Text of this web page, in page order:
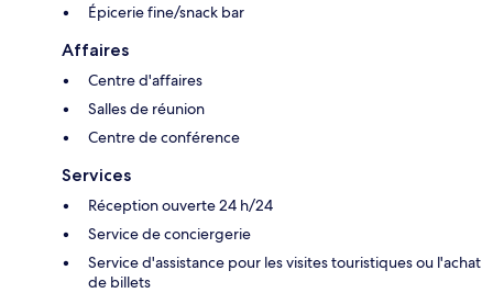
Épicerie fine/snack bar
Affaires
Centre d'affaires
Salles de réunion
Centre de conférence
Services
Réception ouverte 24 h/24
Service de conciergerie
Service d'assistance pour les visites touristiques ou l'achat
de billets